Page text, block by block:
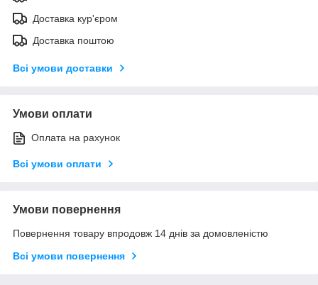
Доставка кур'єром
Доставка поштою
Всі умови доставки
Умови оплати
Оплата на рахунок
Всі умови оплати
Умови повернення
Повернення товару впродовж 14 днів за домовленістю
Всі умови повернення